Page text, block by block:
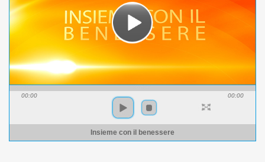
00:00 00:00
Insieme con il benessere